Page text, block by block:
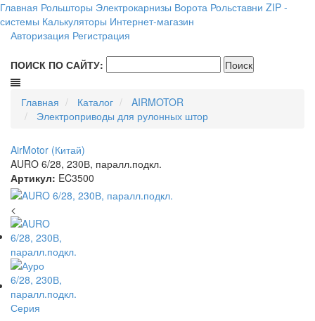
Главная Рольшторы Электрокарнизы Ворота Рольставни ZIP -
системы Калькуляторы Интернет-магазин
Авторизация Регистрация
ПОИСК ПО САЙТУ:
Главная Каталог
AIRMOTOR
Электроприводы для рулонных штор
AirMotor (Китай)
AURO 6/28, 230В, паралл.подкл.
Артикул: EC3500
<